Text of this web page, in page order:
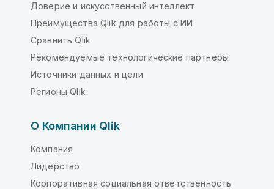
Доверие и искусственный интеллект
Преимущества Qlik для работы с ИИ
Сравнить Qlik
Рекомендуемые технологические партнеры
Источники данных и цели
Регионы Qlik
О Компании Qlik
Компания
Лидерство
Корпоративная социальная ответственность